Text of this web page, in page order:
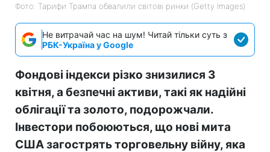
Фото: Тарифи Трампа обвалили світові ринки (Getty Images)
Не витрачай час на шум! Читай тільки суть з
РБК-Україна у Google
Фондові індекси різко знизилися 3
квітня, а безпечні активи, такі як надійні
облігації та золото, подорожчали.
Інвестори побоюються, що нові мита
США загострять торговельну війну, яка